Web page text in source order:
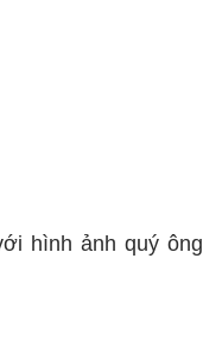
hình ảnh quý ông